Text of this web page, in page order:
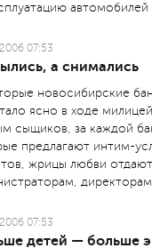
07:53
а снимались
новосибирские
ясно в ходе
сыщиков, за каждой
предлагают интим-
жрицы любви
07:53
детей — больше